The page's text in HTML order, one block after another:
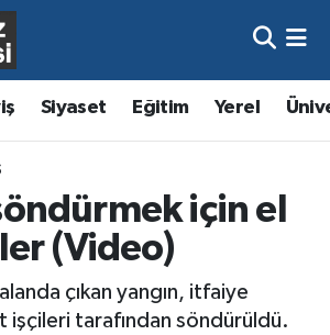
Siyaset Eğitim Yerel
için el
(Video)
çıkan yangın, itfaiye
işçileri tarafından söndürüldü.
Durumu ve Fikstür